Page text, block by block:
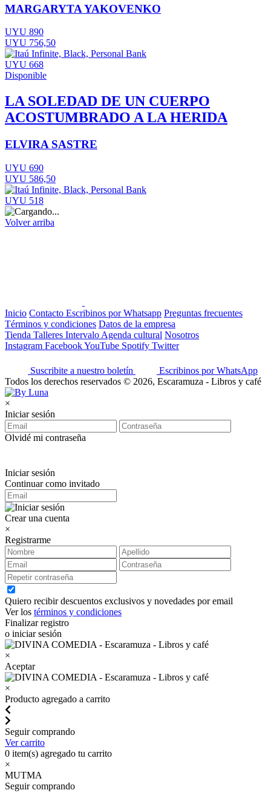
MARGARYTA YAKOVENKO
UYU 890
UYU 756,50
UYU 668
Disponible
LA SOLEDAD DE UN CUERPO
ACOSTUMBRADO A LA HERIDA
ELVIRA SASTRE
UYU 690
UYU 586,50
UYU 518
Volver arriba
Inicio Contacto Escribinos por Whatsapp Preguntas frecuentes
Términos y condiciones Datos de la empresa
Tienda Talleres Intervalo Agenda cultural Nosotros
Instagram FacebookYouTube Spotify Twitter
Suscribite a nuestro boletín
Escribinos por WhatsApp
Todos los derechos reservados © 2026, Escaramuza - Libros y café
×
Iniciar sesión
Olvidé mi contraseña
Iniciar sesión
Continuar como invitado
Crear una cuenta
×
Registrarme
Quiero recibir descuentos exclusivos y novedades por email
Ver los términos y condiciones
Finalizar registro
o iniciar sesión
×
Aceptar
×
Producto agregado a carrito
Seguir comprando
Ver carrito
0 item(s) agregado tu carrito
×
MUTMA
Seguir comprando